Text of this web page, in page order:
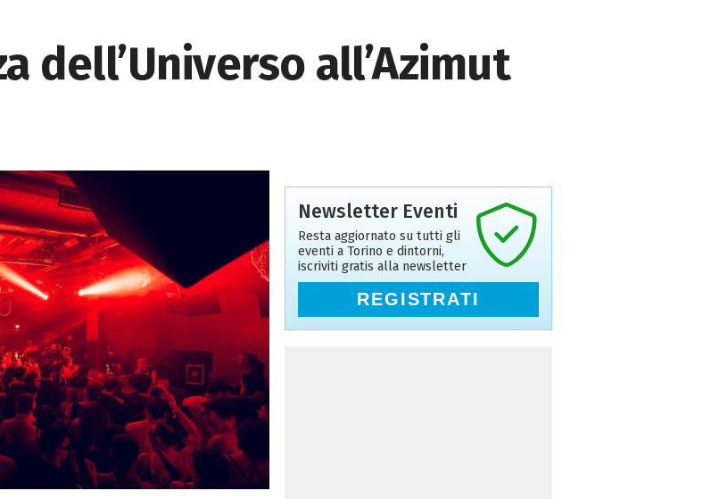
dell’Universo all’Azimut
Newsletter Eventi
Resta aggiornato su tutti gli
eventi a Torino e dintorni,
iscriviti gratis alla newsletter
REGISTRATI